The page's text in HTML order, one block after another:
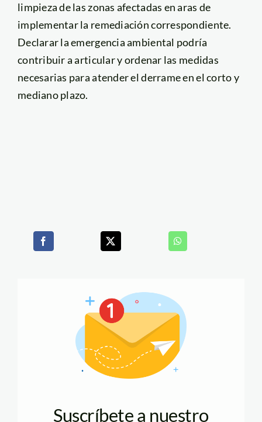
limpieza de las zonas afectadas en aras de
implementar la remediación correspondiente.
Declarar la emergencia ambiental podría
contribuir a articular y ordenar las medidas
necesarias para atender el derrame en el corto y
mediano plazo.
Suscríbete a nuestro